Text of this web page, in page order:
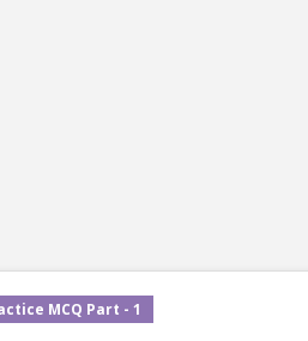
MCQ Part - 1